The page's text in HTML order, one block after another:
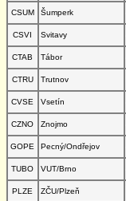
CSUM
Šumperk
CSVI
Svitavy
CTAB
Tábor
CTRU
Trutnov
CVSE
Vsetín
CZNO
Znojmo
GOPE
Pecný/Ondřejov
TUBO
VUT/Brno
PLZE
ZČU/Plzeň